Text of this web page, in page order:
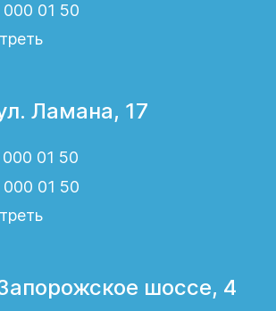
01 50
Ламана, 17
01 50
01 50
шоссе, 4